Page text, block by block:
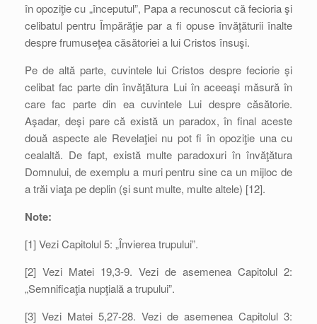
în opoziţie cu „începutul”, Papa a recunoscut că fecioria şi
celibatul pentru Împărăţie par a fi opuse învăţăturii înalte
despre frumuseţea căsătoriei a lui Cristos însuşi.
Pe de altă parte, cuvintele lui Cristos despre feciorie şi
celibat fac parte din învăţătura Lui în aceeaşi măsură în
care fac parte din ea cuvintele Lui despre căsătorie.
Aşadar, deşi pare că există un paradox, în final aceste
două aspecte ale Revelaţiei nu pot fi în opoziţie una cu
cealaltă. De fapt, există multe paradoxuri în învăţătura
Domnului, de exemplu a muri pentru sine ca un mijloc de
a trăi viaţa pe deplin (şi sunt multe, multe altele) [12].
Note:
[1] Vezi Capitolul 5: „Învierea trupului”.
[2] Vezi Matei 19,3-9. Vezi de asemenea Capitolul 2:
„Semnificaţia nupţială a trupului”.
[3] Vezi Matei 5,27-28. Vezi de asemenea Capitolul 3: